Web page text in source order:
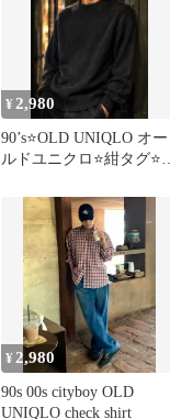
¥ 2,980
90’s⭐️OLD UNIQLO オー
ルドユニクロ⭐️紺タグ⭐️コ
¥2,980
90s 00s cityboy OLD
UNIQLO check shirt